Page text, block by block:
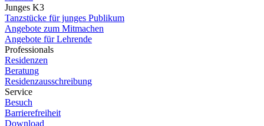
Junges K3
Tanzstücke für junges Publikum
Angebote zum Mitmachen
Angebote für Lehrende
Professionals
Residenzen
Beratung
Residenzausschreibung
Service
Besuch
Barrierefreiheit
Download